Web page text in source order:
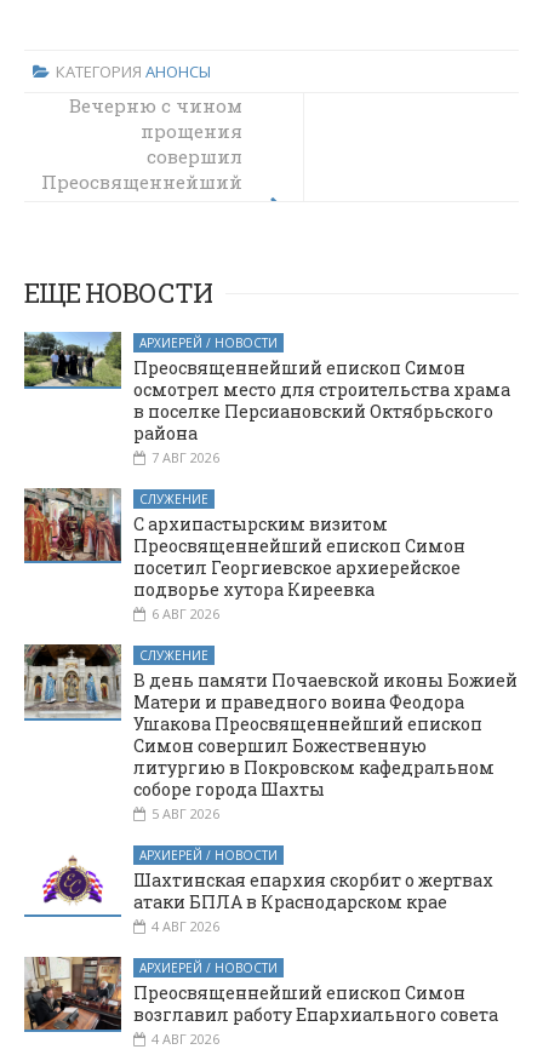
КАТЕГОРИЯ АНОНСЫ
Преосвященнейший
епископ Симон
молился за
уставным
Вечерню с чином
прощения
совершил
Преосвященнейший
соборе города
Шахты
ЕЩЕ НОВОСТИ
АРХИЕРЕЙ / НОВОСТИ
Преосвященнейший епископ Симон
осмотрел место для строительства храма
в поселке Персиановский Октябрьского
района
7 АВГ 2026
СЛУЖЕНИЕ
С архипастырским визитом
Преосвященнейший епископ Симон
посетил Георгиевское архиерейское
подворье хутора Киреевка
6 АВГ 2026
СЛУЖЕНИЕ
В день памяти Почаевской иконы Божией
Матери и праведного воина Феодора
Ушакова Преосвященнейший епископ
Симон совершил Божественную
литургию в Покровском кафедральном
соборе города Шахты
5 АВГ 2026
АРХИЕРЕЙ / НОВОСТИ
Шахтинская епархия скорбит о жертвах
атаки БПЛА в Краснодарском крае
4 АВГ 2026
АРХИЕРЕЙ / НОВОСТИ
Преосвященнейший епископ Симон
возглавил работу Епархиального совета
4 АВГ 2026